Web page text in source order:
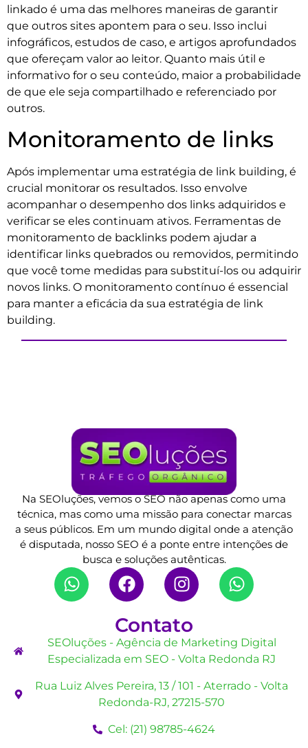
linkado é uma das melhores maneiras de garantir
que outros sites apontem para o seu. Isso inclui
infográficos, estudos de caso, e artigos aprofundados
que ofereçam valor ao leitor. Quanto mais útil e
informativo for o seu conteúdo, maior a probabilidade
de que ele seja compartilhado e referenciado por
outros.
Monitoramento de links
Após implementar uma estratégia de link building, é
crucial monitorar os resultados. Isso envolve
acompanhar o desempenho dos links adquiridos e
verificar se eles continuam ativos. Ferramentas de
monitoramento de backlinks podem ajudar a
identificar links quebrados ou removidos, permitindo
que você tome medidas para substituí-los ou adquirir
novos links. O monitoramento contínuo é essencial
para manter a eficácia da sua estratégia de link
building.
Na SEOluções, vemos o SEO não apenas como uma
técnica, mas como uma missão para conectar marcas
a seus públicos. Em um mundo digital onde a atenção
é disputada, nosso SEO é a ponte entre intenções de
busca e soluções autênticas.
Contato
SEOluções - Agência de Marketing Digital
Especializada em SEO - Volta Redonda RJ
Rua Luiz Alves Pereira, 13 / 101 - Aterrado - Volta
Redonda-RJ, 27215-570
Cel: (21) 98785-4624